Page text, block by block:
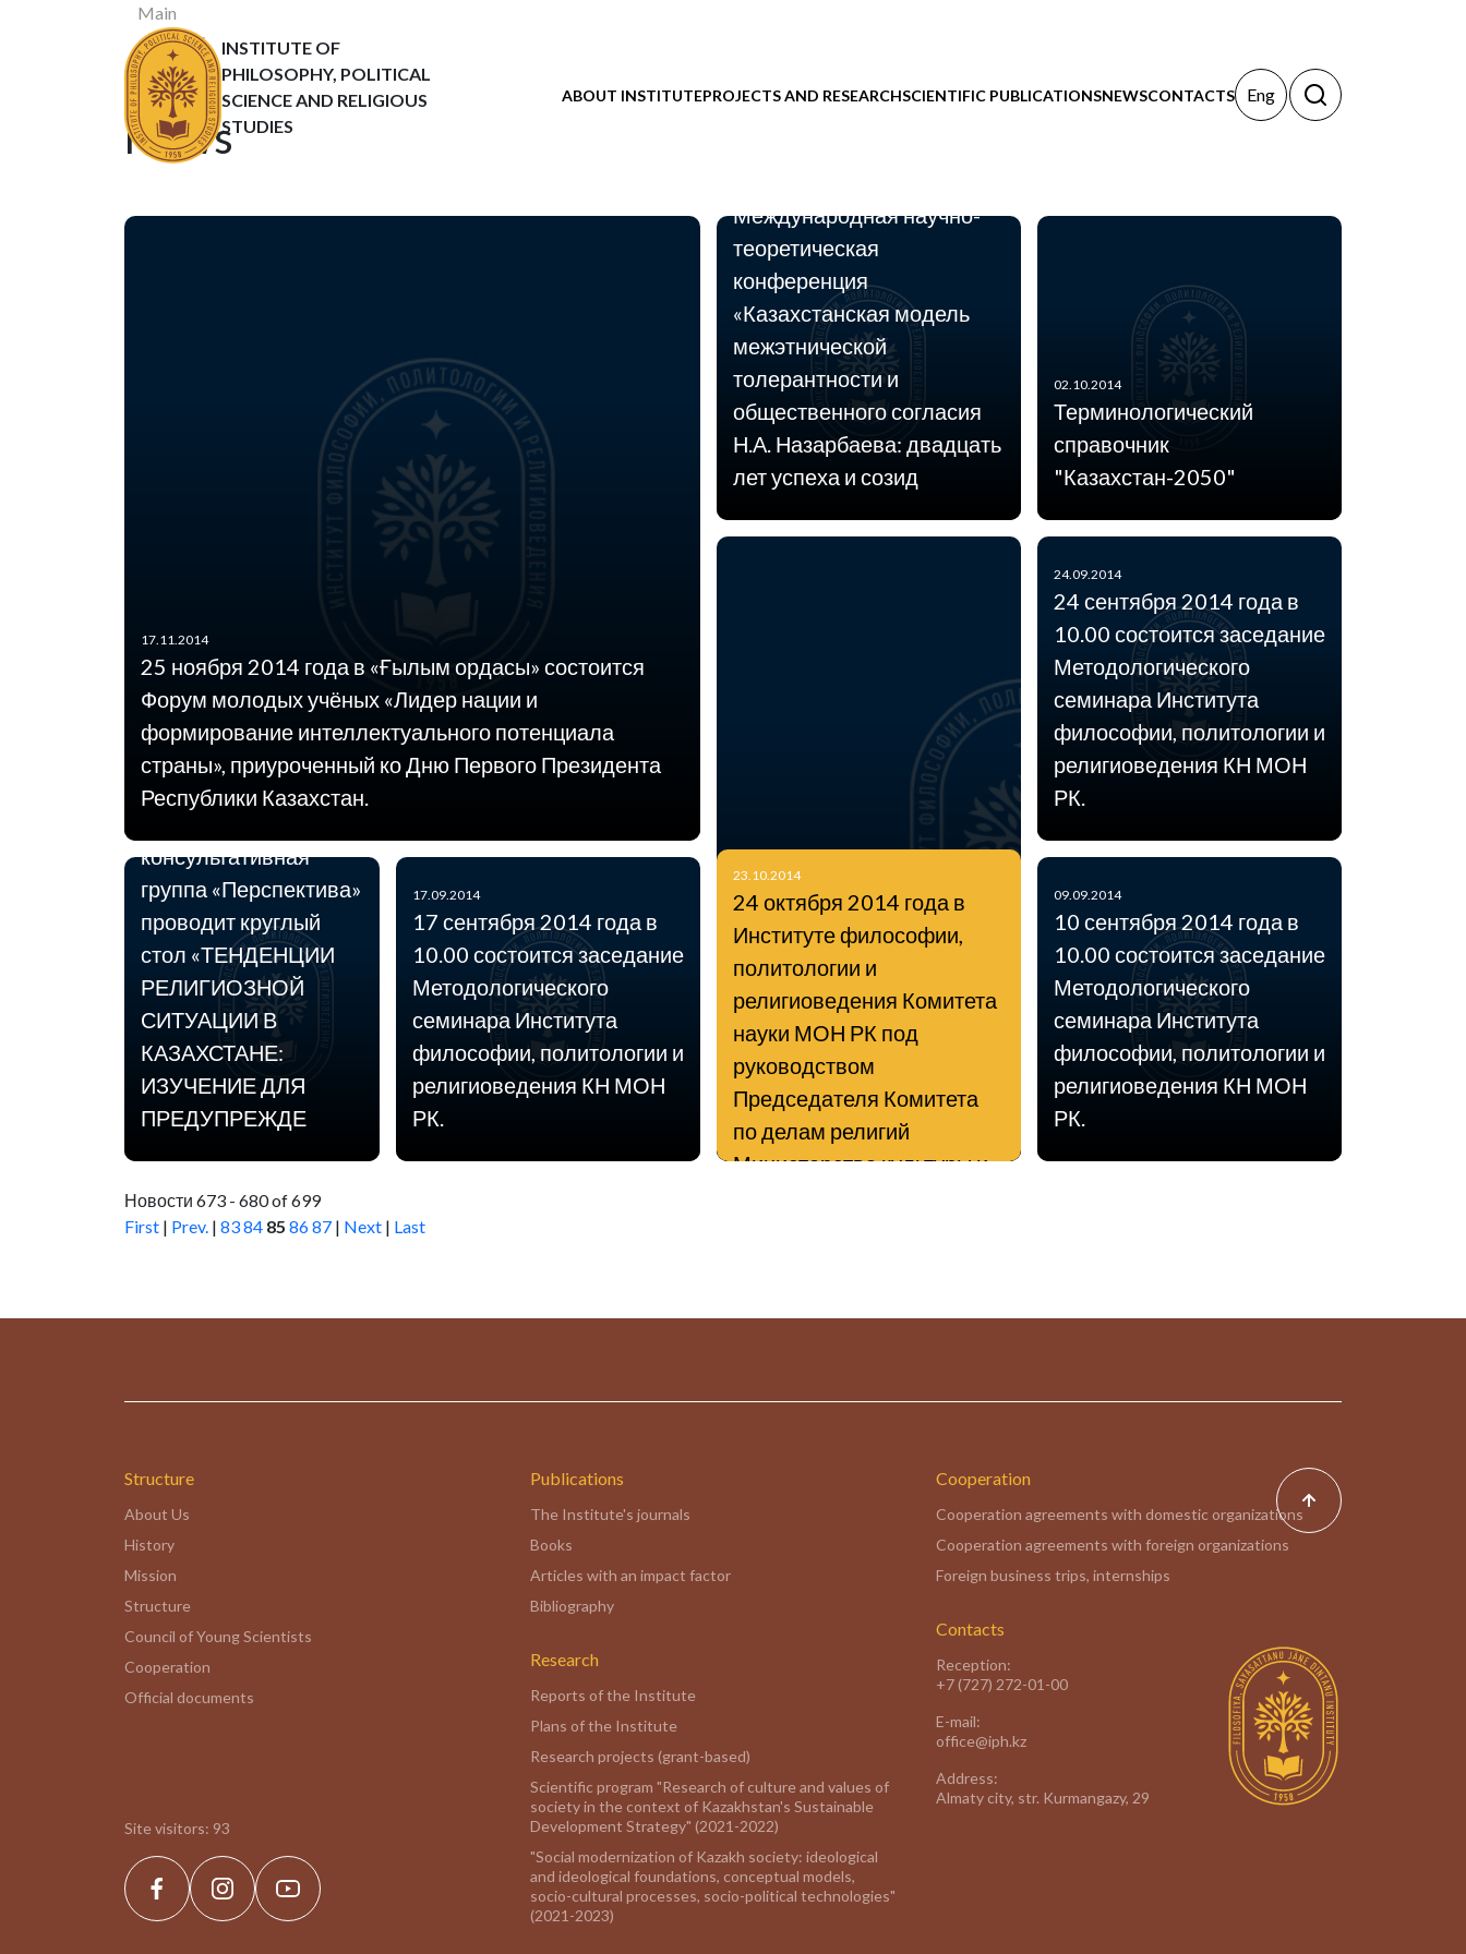
INSTITUTE OF
PHILOSOPHY, POLITICAL
SCIENCE AND RELIGIOUS
STUDIES
ABOUT INSTITUTEPROJECTS AND RESEARCHSCIENTIFIC PUBLICATIONSNEWSCONTACTS Eng
Main
News
Статьи
News
17.11.2014
25 ноября 2014 года в «Ғылым ордасы» состоится
Форум молодых учёных «Лидер нации и
формирование интеллектуального потенциала
страны», приуроченный ко Дню Первого Президента
Республики Казахстан.
23.10.2014
24 октября 2014 года в
Институте философии,
политологии и
религиоведения Комитета
науки МОН РК под
руководством
Председателя Комитета
по делам религий
Министерства культуры и
Институте философии,
Международная научно-
теоретическая
конференция
«Казахстанская модель
межэтнической
толерантности и
общественного согласия
Н.А. Назарбаева: двадцать
лет успеха и созид
02.10.2014
Терминологический
справочник
"Казахстан-2050"
24.09.2014
24 сентября 2014 года в
10.00 состоится заседание
Методологического
семинара Института
философии, политологии и
религиоведения КН МОН
РК.
политологии и
религиоведения КН
МОН РК совместно с
Общественным
фондом
консультативная
группа «Перспектива»
проводит круглый
стол «ТЕНДЕНЦИИ
РЕЛИГИОЗНОЙ
СИТУАЦИИ В
КАЗАХСТАНЕ:
ИЗУЧЕНИЕ ДЛЯ
ПРЕДУПРЕЖДЕ
17.09.2014
17 сентября 2014 года в
10.00 состоится заседание
Методологического
семинара Института
философии, политологии и
религиоведения КН МОН
РК.
09.09.2014
10 сентября 2014 года в
10.00 состоится заседание
Методологического
семинара Института
философии, политологии и
религиоведения КН МОН
РК.
Новости 673 - 680 of 699
First | Prev. | 8384 85 8687 | Next | Last
Structure
About Us
History
Mission
Structure
Council of Young Scientists
Cooperation
Official documents
Site visitors: 93
Publications
The Institute's journals
Books
Articles with an impact factor
Bibliography
Research
Reports of the Institute
Plans of the Institute
Research projects (grant-based)
Scientific program "Research of culture and values of
society in the context of Kazakhstan's Sustainable
Development Strategy" (2021-2022)
"Social modernization of Kazakh society: ideological
and ideological foundations, conceptual models,
socio-cultural processes, socio-political technologies"
(2021-2023)
Cooperation
Cooperation agreements with domestic organizations
Cooperation agreements with foreign organizations
Foreign business trips, internships
Contacts
Reception:
+7 (727) 272-01-00
E-mail:
office@iph.kz
Address:
Almaty city, str. Kurmangazy, 29